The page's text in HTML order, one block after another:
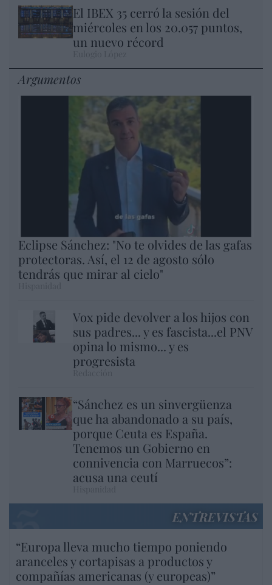
El IBEX 35 cerró la sesión del
miércoles en los 20.057 puntos,
un nuevo récord
Argumentos
Eclipse Sánchez: "No te olvides de las gafas
protectoras. Así, el 12 de agosto sólo
tendrás que mirar al cielo"
Vox pide devolver a los hijos con
sus padres... y es fascista...el PNV
opina lo mismo... y es
progresista
“Sánchez es un sinvergüenza
que ha abandonado a su país,
porque Ceuta es España.
Tenemos un Gobierno en
connivencia con Marruecos”:
acusa una ceutí
ENTREVISTAS
“Europa lleva mucho tiempo poniendo
aranceles y cortapisas a productos y
compañías americanas (y europeas)”